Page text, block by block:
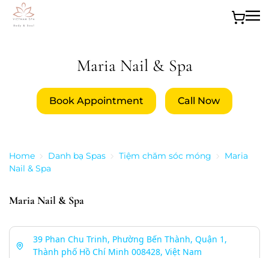
Maria Nail & Spa
Book Appointment Call Now
Home Danh bạ Spas Tiệm chăm sóc móng
Maria
Nail & Spa
Maria Nail & Spa
39 Phan Chu Trinh, Phường Bến Thành, Quận 1,
Thành phố Hồ Chí Minh 008428, Việt Nam